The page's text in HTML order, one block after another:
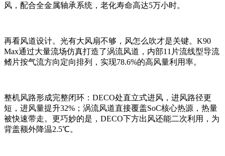
风，配合全金属轴承系统，老化寿命高达5万小时。
再看风道设计。光有大风扇不够，风怎么吹才是关键。K90
Max通过大量流场仿真打造了涡流风道，内部11片流线型导流
鳍片按气流方向定向排列，实现78.6%的高风量利用率。
整机风路形成完整闭环：DECO处直立式进风，进风路径更
短，进风量提升32%；涡流风道直接覆盖SoC核心热源，热量
被快速带走。更巧妙的是，DECO下方出风还能二次利用，为
背盖额外降温2.5℃。